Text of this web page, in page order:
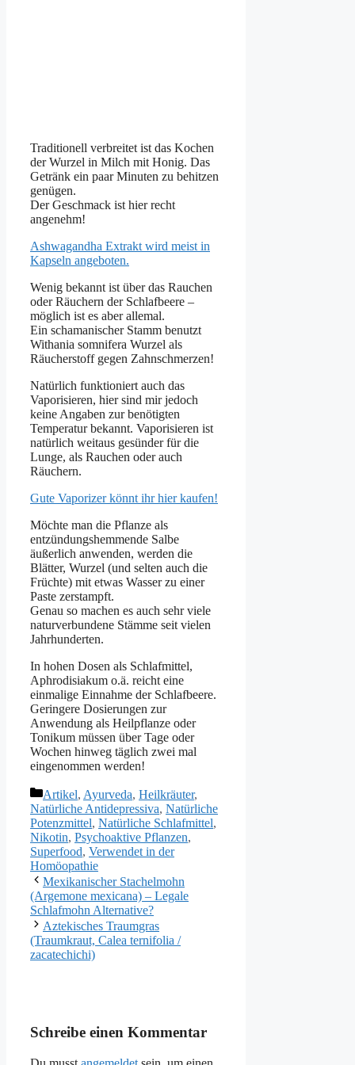
Traditionell verbreitet ist das Kochen
der Wurzel in Milch mit Honig. Das
Getränk ein paar Minuten zu behitzen
genügen.
Der Geschmack ist hier recht
angenehm!
Ashwagandha Extrakt wird meist in
Kapseln angeboten.
Wenig bekannt ist über das Rauchen
oder Räuchern der Schlafbeere –
möglich ist es aber allemal.
Ein schamanischer Stamm benutzt
Withania somnifera Wurzel als
Räucherstoff gegen Zahnschmerzen!
Natürlich funktioniert auch das
Vaporisieren, hier sind mir jedoch
keine Angaben zur benötigten
Temperatur bekannt. Vaporisieren ist
natürlich weitaus gesünder für die
Lunge, als Rauchen oder auch
Räuchern.
Gute Vaporizer könnt ihr hier kaufen!
Möchte man die Pflanze als
entzündungshemmende Salbe
äußerlich anwenden, werden die
Blätter, Wurzel (und selten auch die
Früchte) mit etwas Wasser zu einer
Paste zerstampft.
Genau so machen es auch sehr viele
naturverbundene Stämme seit vielen
Jahrhunderten.
In hohen Dosen als Schlafmittel,
Aphrodisiakum o.ä. reicht eine
einmalige Einnahme der Schlafbeere.
Geringere Dosierungen zur
Anwendung als Heilpflanze oder
Tonikum müssen über Tage oder
Wochen hinweg täglich zwei mal
eingenommen werden!
Kategorien
Artikel, Ayurveda, Heilkräuter,
Natürliche Antidepressiva, Natürliche
Potenzmittel, Natürliche Schlafmittel,
Nikotin, Psychoaktive Pflanzen,
Superfood, Verwendet in der
Homöopathie
Mexikanischer Stachelmohn
(Argemone mexicana) – Legale
Schlafmohn Alternative?
Aztekisches Traumgras
(Traumkraut, Calea ternifolia /
zacatechichi)
Schreibe einen Kommentar